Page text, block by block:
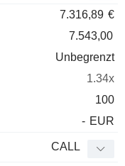
7.316,89 €
7.543,00
Unbegrenzt
1.34x
100
- EUR
CALL